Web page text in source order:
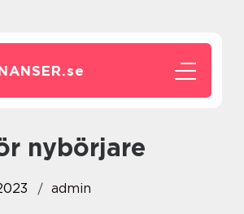
se
nybörjare
admin